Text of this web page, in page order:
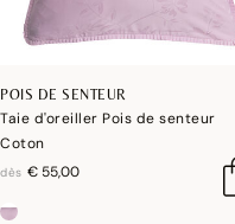
POIS DE SENTEUR
Taie d'oreiller Pois de senteur
Coton
dès € 55,00